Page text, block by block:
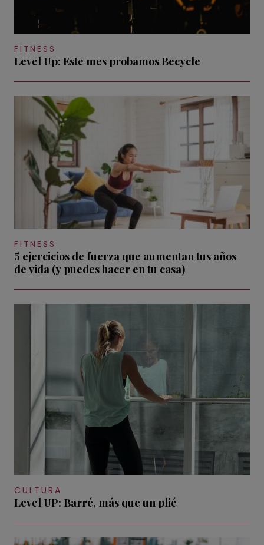
FITNESS
Level Up: Este mes probamos Becycle
FITNESS
5 ejercicios de fuerza que aumentan tus años
de vida (y puedes hacer en tu casa)
CULTURA
Level UP: Barré, más que un plié